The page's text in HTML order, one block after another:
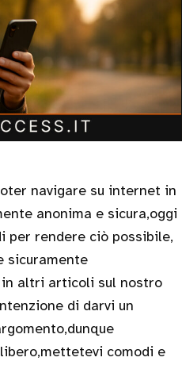
anonima e sicura,oggi
per rendere ciò possibile,
sicuramente
altri articoli sul nostro
di darvi un
comodi e